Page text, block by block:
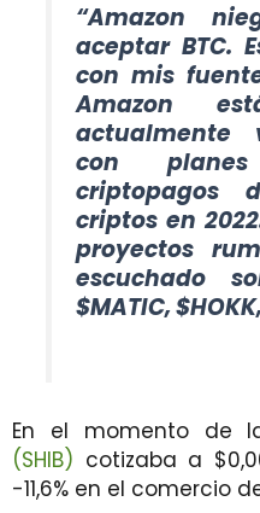
“Amazon
aceptar BTC.
con mis
Amazon
actualmente
con
criptopagos
criptos en
proyectos
escuchado
$MATIC,
En el momento de
(SHIB) cotizaba a
-11,6% en el comercio